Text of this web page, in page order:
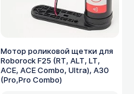
Мотор роликовой щетки для
Roborock F25 (RT, ALT, LT,
ACE, ACE Combo, Ultra), A30
(Pro,Pro Combo)